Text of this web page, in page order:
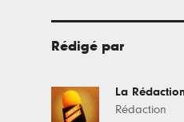
Rédigé par
La
Rédaction